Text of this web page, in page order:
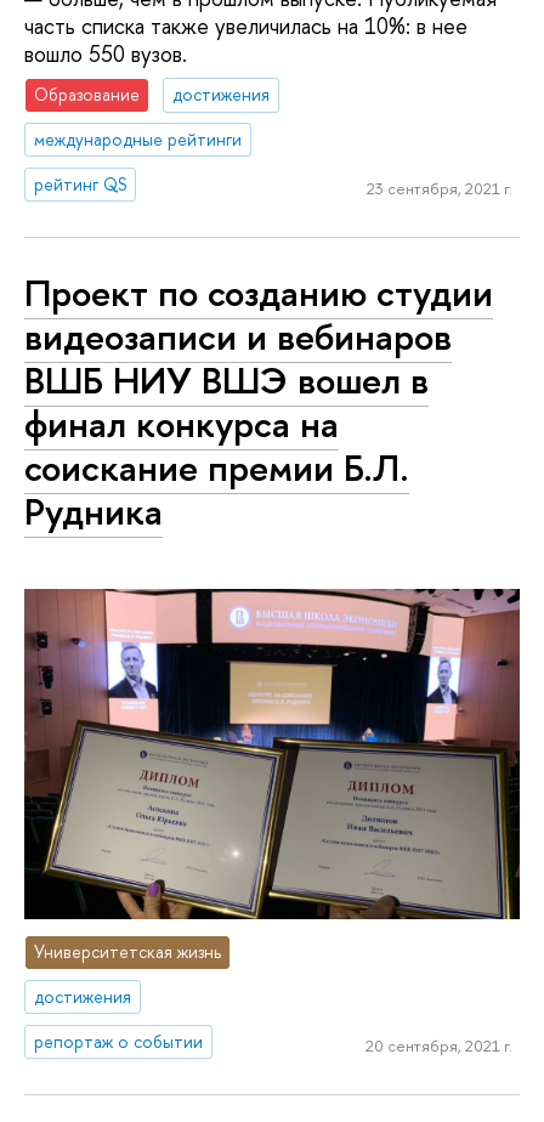
часть списка также увеличилась на 10%: в нее
вошло 550 вузов.
Образование
достижения
международные рейтинги
рейтинг QS
23 сентября, 2021 г.
Проект по созданию студии
видеозаписи и вебинаров
ВШБ НИУ ВШЭ вошел в
финал конкурса на
соискание премии Б.Л.
Рудника
Университетская жизнь
достижения
репортаж о событии
20 сентября, 2021 г.